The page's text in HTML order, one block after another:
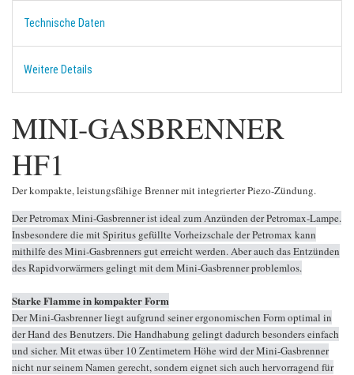
Technische Daten
Weitere Details
MINI-GASBRENNER
HF1
Der kompakte, leistungsfähige Brenner mit integrierter Piezo-Zündung.
Der Petromax Mini-Gasbrenner ist ideal zum Anzünden der Petromax-Lampe.
Insbesondere die mit Spiritus gefüllte Vorheizschale der Petromax kann
mithilfe des Mini-Gasbrenners gut erreicht werden. Aber auch das Entzünden
des Rapidvorwärmers gelingt mit dem Mini-Gasbrenner problemlos.
Starke Flamme in kompakter Form
Der Mini-Gasbrenner liegt aufgrund seiner ergonomischen Form optimal in
der Hand des Benutzers. Die Handhabung gelingt dadurch besonders einfach
und sicher. Mit etwas über 10 Zentimetern Höhe wird der Mini-Gasbrenner
nicht nur seinem Namen gerecht, sondern eignet sich auch hervorragend für